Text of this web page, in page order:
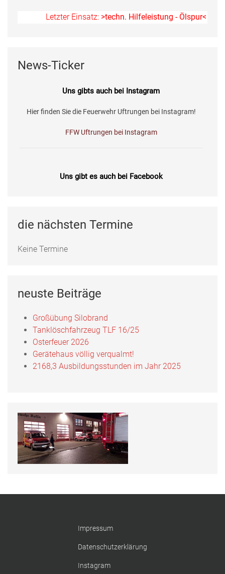
Letzter Einsatz:>techn. Hilfeleistung - Ölspur<am
News-Ticker
die nächsten Termine
Keine Termine
neuste Beiträge
Großübung Silobrand
Tanklöschfahrzeug TLF 16/25
Osterfeuer 2026
Gerätehaus völlig verqualmt!
2168,3 Ausbildungsstunden im Jahr 2025
Impressum
Datenschutzerklärung
Instagram